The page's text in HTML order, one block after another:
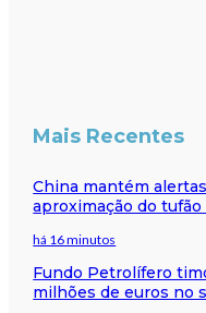
Mais Recentes
China mantém
aproximação do
há 16 minutos
Fundo Petrolífero
milhões de euros no